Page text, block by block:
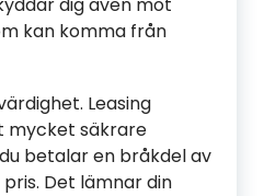
dig även mot
kan komma från
Leasing
mycket säkrare
betalar en bråkdel av
Det lämnar din